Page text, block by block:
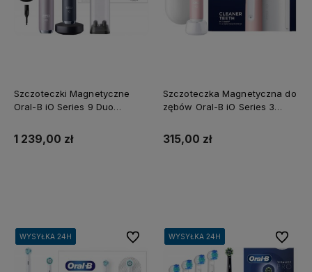
Szczoteczki Magnetyczne
Oral-B iO Series 9 Duo
1 239,00 zł
Szczoteczka Magnetyczna do
zębów Oral-B iO Series 3
315,00 zł
WYSYŁKA 24H
WYSYŁKA 24H
WYSYŁKA 24H
WYSYŁKA 24H Do ulubionychWYSYŁKA 24H
WYSYŁKA 24H
WYSYŁKA 24H
WYSYŁKA 24H Do